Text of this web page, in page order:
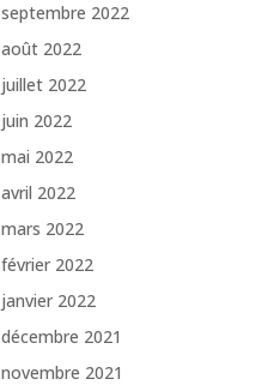
septembre 2022
août 2022
juillet 2022
juin 2022
mai 2022
avril 2022
mars 2022
février 2022
janvier 2022
décembre 2021
novembre 2021